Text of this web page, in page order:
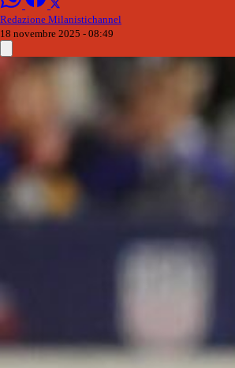
Redazione Milanistichannel
18 novembre 2025 - 08:49